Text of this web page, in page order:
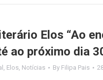
Elos “Ao
ao próximo dia
Elos Notícias By Filipa Pais